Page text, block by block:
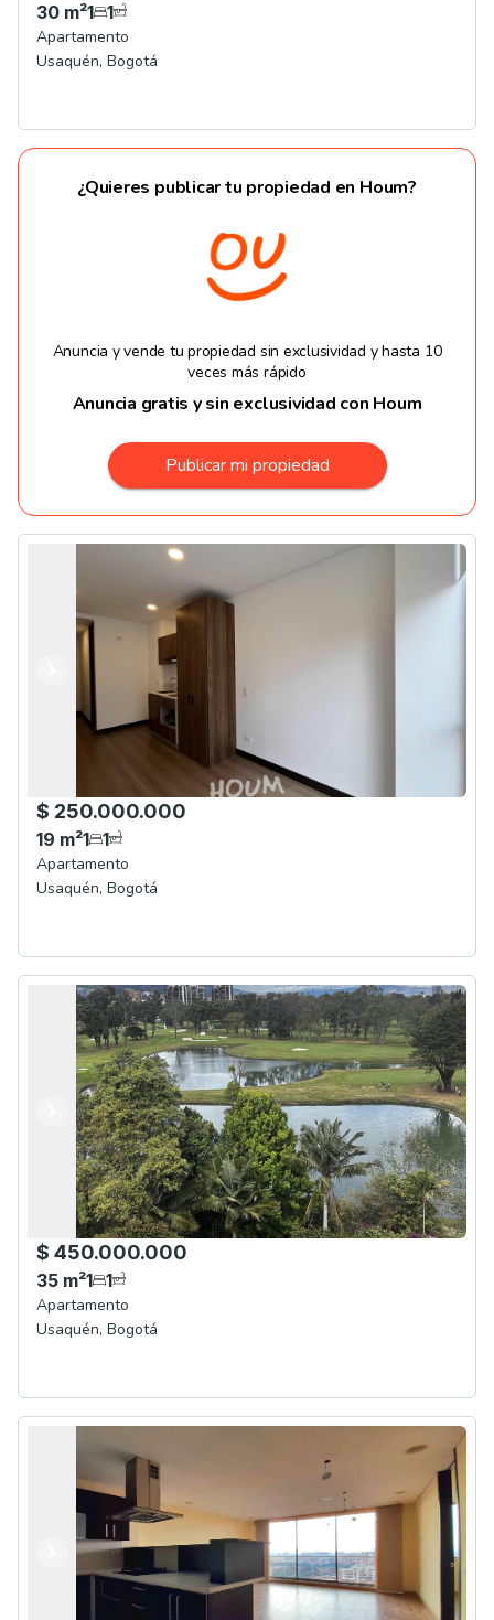
30 m²1 1
Apartamento
Usaquén, Bogotá
¿Quieres publicar tu propiedad en Houm?
Anuncia y vende tu propiedad sin exclusividad y hasta 10
veces más rápido
Anuncia gratis y sin exclusividad con Houm
Publicar mi propiedad
Anterior
Siguiente
$ 250.000.000
19 m²1 1
Apartamento
Usaquén, Bogotá
Anterior
Siguiente
$ 450.000.000
35 m²1 1
Apartamento
Usaquén, Bogotá
Anterior
Siguiente